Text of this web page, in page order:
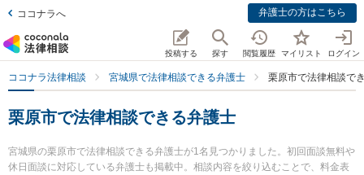
ココナラへ 弁護士の方はこちら
投稿する 探す 閲覧履歴 マイリスト ログイン
ココナラ法律相談 宮城県で法律相談できる弁護士 栗原市で法律相談で
栗原市で法律相談できる弁護士
宮城県の栗原市で法律相談できる弁護士が1名見つかりました。初回面談無料や
休日面談に対応している弁護士も掲載中。相談内容を絞り込むことで、料金表